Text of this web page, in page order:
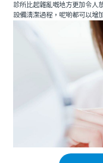
診所比起雜亂嘅地方更加令人
設備清潔過程，呢啲都可以增